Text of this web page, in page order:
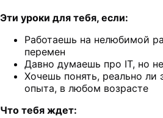
Эти уроки для тебя, если:
Работаешь на нелюбимой
перемен
Давно думаешь про IT, но
Хочешь понять, реально ли
опыта, в любом возрасте
Что тебя ждет: